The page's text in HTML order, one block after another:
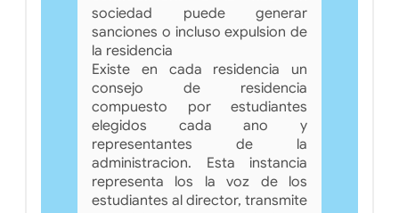
sociedad puede generar
sanciones o incluso expulsion de
la residencia
Existe en cada residencia un
consejo de residencia
compuesto por estudiantes
elegidos cada ano y
representantes de la
administracion. Esta instancia
representa los la voz de los
estudiantes al director, transmite